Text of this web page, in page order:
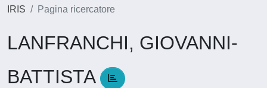
IRIS Pagina ricercatore
LANFRANCHI, GIOVANNI-
BATTISTA